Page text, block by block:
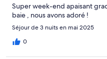
Super week-end apaisant
baie , nous avons adoré !
Séjour de 3 nuits en mai 2025
0